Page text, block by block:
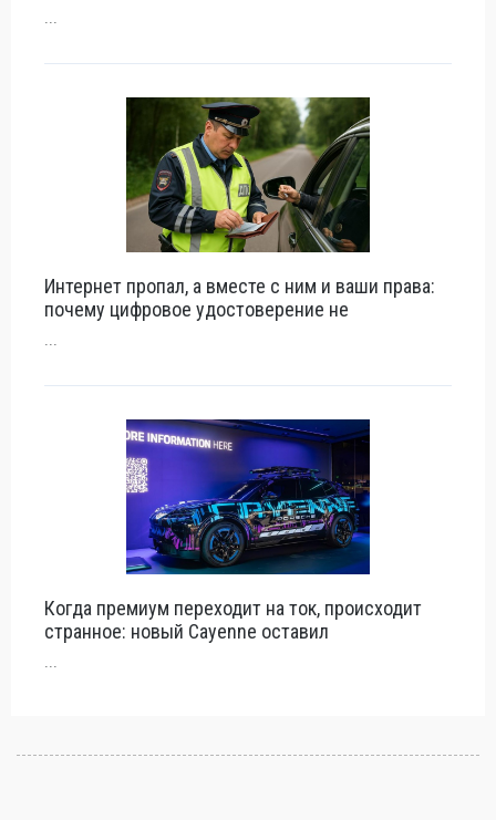
...
Интернет пропал, а вместе с ним и ваши права:
почему цифровое удостоверение не
...
Когда премиум переходит на ток, происходит
странное: новый Cayenne оставил
...